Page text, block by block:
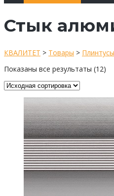
Стык
КВАЛИТЕТ > Товары >
Показаны все результаты (12)